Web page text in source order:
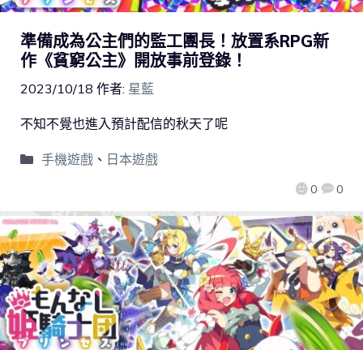
準備成為公主們的監工團長！放置系RPG新
作《貧窮公主》開放事前登錄！
2023/10/18 作者: 星藍
0 0
不知不覺也進入預計配信的秋天了呢
手機遊戲、 日本遊戲